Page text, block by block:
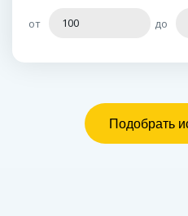
от до